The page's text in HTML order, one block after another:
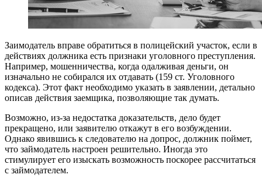
Заимодатель вправе обратиться в полицейский участок, если в
действиях должника есть признаки уголовного преступления.
Например, мошенничества, когда одалживая деньги, он
изначально не собирался их отдавать (159 ст. Уголовного
кодекса). Этот факт необходимо указать в заявлении, детально
описав действия заемщика, позволяющие так думать.
Возможно, из-за недостатка доказательств, дело будет
прекращено, или заявителю откажут в его возбуждении.
Однако явившись к следователю на допрос, должник поймет,
что займодатель настроен решительно. Иногда это
стимулирует его изыскать возможность поскорее рассчитаться
с займодателем.